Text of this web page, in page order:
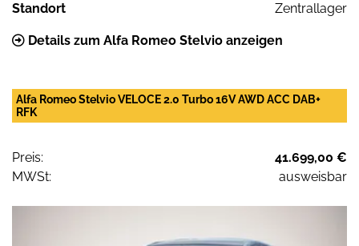
Standort Zentrallager
Details zum Alfa Romeo Stelvio anzeigen
Alfa Romeo Stelvio VELOCE 2.0 Turbo 16V AWD ACC DAB+
RFK
Preis:
41.699,00 €
MWSt:
ausweisbar